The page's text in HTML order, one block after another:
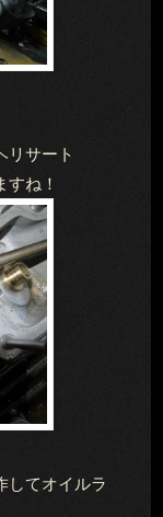
リサート
ね！
してオイルラ